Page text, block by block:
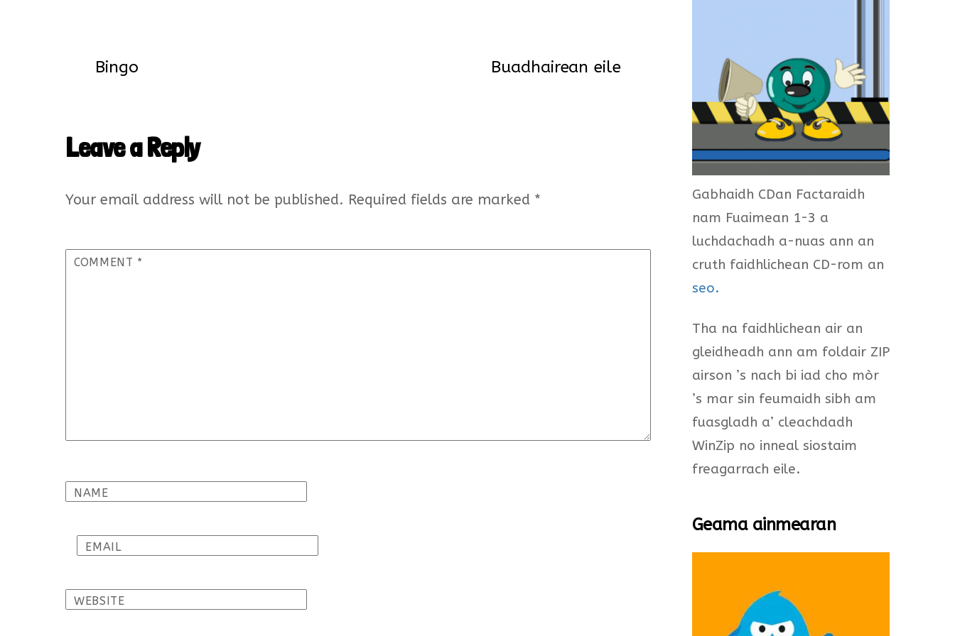
Bingo Buadhairean eile
Leave a Reply
Your email address will not be published. Required fields are marked *
COMMENT *
NAME
EMAIL
WEBSITE
Gabhaidh CDan Factaraidh
nam Fuaimean 1-3 a
luchdachadh a-nuas ann an
cruth faidhlichean CD-rom an
seo.
Tha na faidhlichean air an
gleidheadh ann am foldair ZIP
airson ’s nach bi iad cho mòr
’s mar sin feumaidh sibh am
fuasgladh a’ cleachdadh
WinZip no inneal siostaim
freagarrach eile.
Geama ainmearan